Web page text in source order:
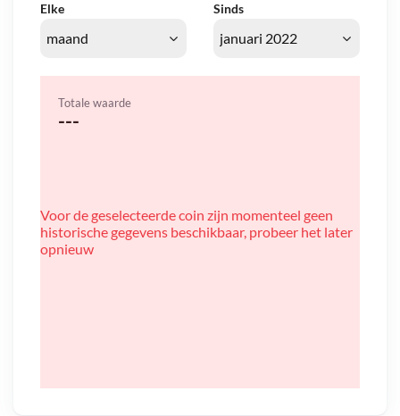
Elke Sinds
Totale waarde
---
Voor de geselecteerde coin zijn momenteel geen
historische gegevens beschikbaar, probeer het later
opnieuw